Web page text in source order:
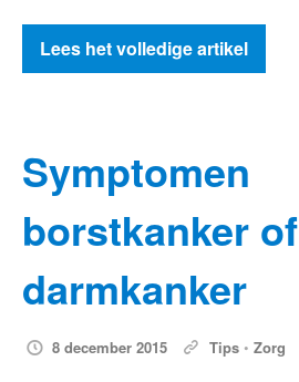
Lees het volledige artikel
Symptomen
borstkanker of
darmkanker
8 december 2015 Tips• Zorg